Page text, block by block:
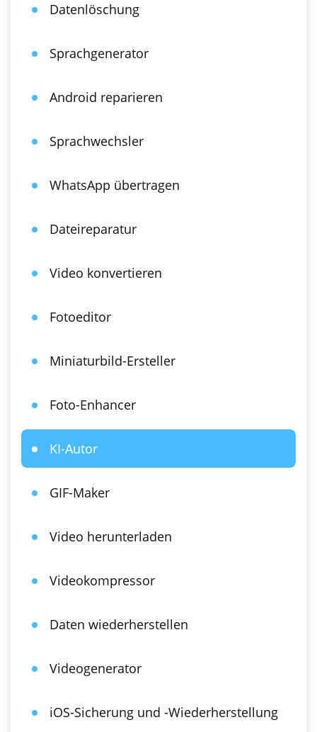
Datenlöschung
Sprachgenerator
Android reparieren
Sprachwechsler
WhatsApp übertragen
Dateireparatur
Video konvertieren
Fotoeditor
Miniaturbild-Ersteller
Foto-Enhancer
KI-Autor
GIF-Maker
Video herunterladen
Videokompressor
Daten wiederherstellen
Videogenerator
iOS-Sicherung und -Wiederherstellung